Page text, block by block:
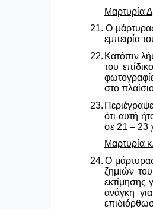
Μαρτυρία
21. Ο
εμπειρία
22. Κατόπιν
του
στο
23.
ότι αυτή
σε 21 – 23
Μαρτυρία
24. Ο
ζημιών
εκτίμησης
ανάγκη